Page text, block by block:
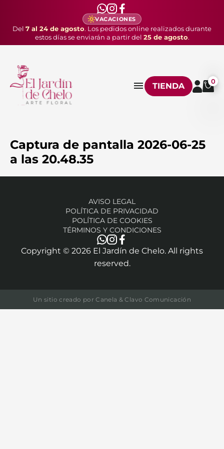
VACACIONES
Del 7 al 24 de agosto. Los pedidos online realizados durante
estos días se enviarán a partir del 25 de agosto.
TIENDA 0
Captura de pantalla 2026-06-25
a las 20.48.35
Copyright © 2026 El Jardín de Chelo. All rights
reserved.
AVISO LEGAL
POLÍTICA DE PRIVACIDAD
POLÍTICA DE COOKIES
TÉRMINOS Y CONDICIONES
Un sitio creado porCanela & Clavo Comunicación